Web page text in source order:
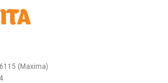
(Maxima)